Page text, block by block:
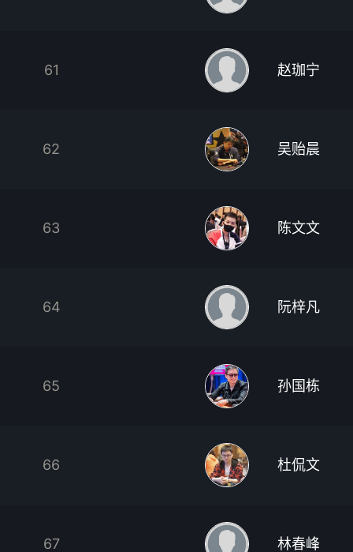
61 赵珈宁
62 吴贻晨
63 陈文文
64 阮梓凡
65 孙国栋
66 杜侃文
67 林春峰